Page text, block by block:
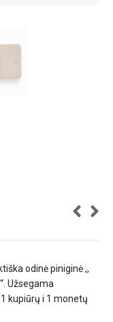
odinė piniginė ,,
Užsegama
kupiūrų i 1 monetų